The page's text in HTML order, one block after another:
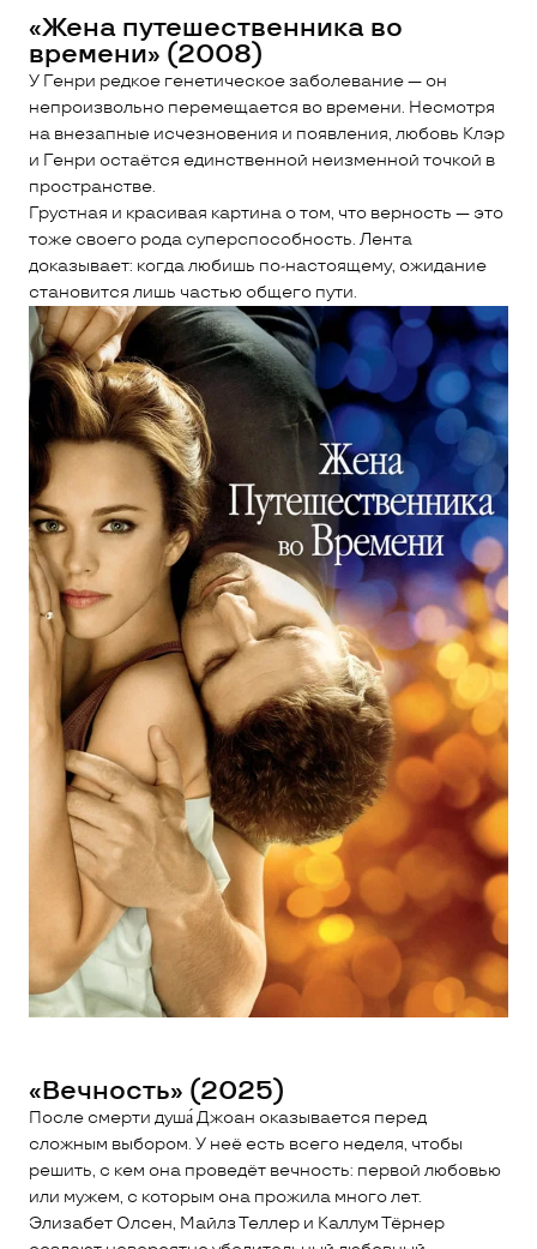
«Жена путешественника во
времени» (2008)
У Генри редкое генетическое заболевание — он
непроизвольно перемещается во времени. Несмотря
на внезапные исчезновения и появления, любовь Клэр
и Генри остаётся единственной неизменной точкой в
пространстве.
Грустная и красивая картина о том, что верность — это
тоже своего рода суперспособность. Лента
доказывает: когда любишь по-настоящему, ожидание
становится лишь частью общего пути.
«Вечность» (2025)
После смерти душа́ Джоан оказывается перед
сложным выбором. У неё есть всего неделя, чтобы
решить, с кем она проведёт вечность: первой любовью
или мужем, с которым она прожила много лет.
Элизабет Олсен, Майлз Теллер и Каллум Тёрнер